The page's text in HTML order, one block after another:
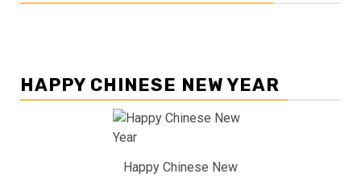
HAPPY CHINESE NEW YEAR
Happy Chinese New